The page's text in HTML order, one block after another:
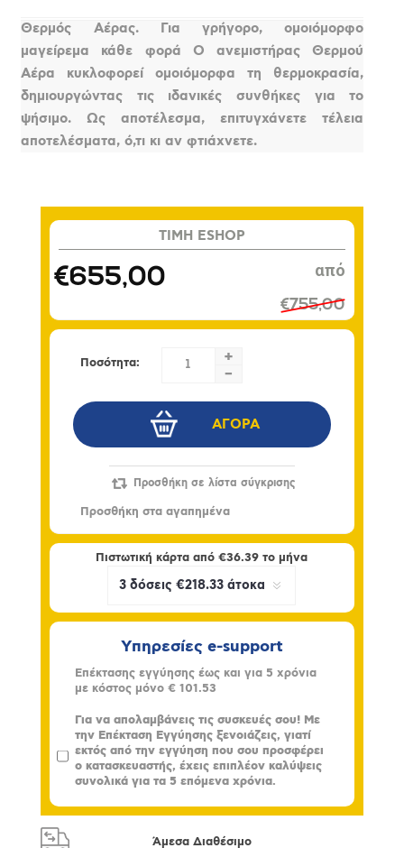
Θερμός Αέρας. Για γρήγορο, ομοιόμορφο
μαγείρεμα κάθε φορά Ο ανεμιστήρας Θερμού
Αέρα κυκλοφορεί ομοιόμορφα τη θερμοκρασία,
δημιουργώντας τις ιδανικές συνθήκες για το
ψήσιμο. Ως αποτέλεσμα, επιτυγχάνετε τέλεια
αποτελέσματα, ό,τι κι αν φτιάχνετε.
TIMH ESHOP
€755,00
€655,00
Ποσότητα:
+
-
Πιστωτική κάρτα από€36.39 το μήνα
Υπηρεσίες e-support
Επέκτασης εγγύησης έως και για 5 χρόνια
με κόστος μόνο € 101.53
Για να απολαμβάνεις τις συσκευές σου! Με
την Επέκταση Εγγύησης ξενοιάζεις, γιατί
εκτός από την εγγύηση που σου προσφέρει
ο κατασκευαστής, έχεις επιπλέον καλύψεις
συνολικά για τα 5 επόμενα χρόνια.
Άμεσα Διαθέσιμο